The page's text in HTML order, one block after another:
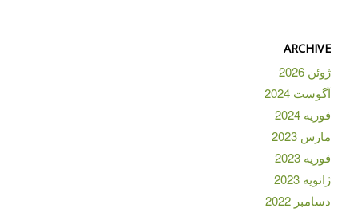
ARCHIVE
ژوئن 2026
آگوست 2024
فوریه 2024
مارس 2023
فوریه 2023
ژانویه 2023
دسامبر 2022